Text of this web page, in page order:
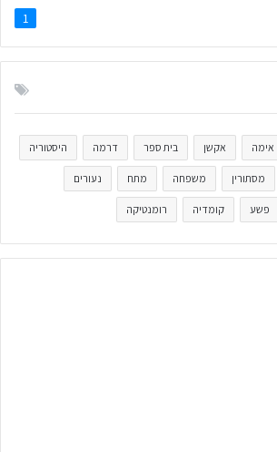
1
אימה אקשן בית ספר דרמה היסטוריה
מסתורין משפחה מתח נעורים
פשע קומדיה רומנטיקה